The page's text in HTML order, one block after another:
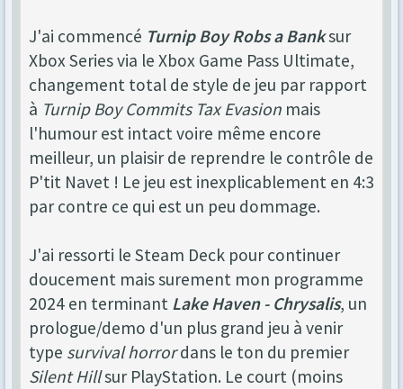
J'ai commencé Turnip Boy Robs a Banksur
Xbox Series via le Xbox Game Pass Ultimate,
changement total de style de jeu par rapport
à Turnip Boy Commits Tax Evasion mais
l'humour est intact voire même encore
meilleur, un plaisir de reprendre le contrôle de
P'tit Navet ! Le jeu est inexplicablement en 4:3
par contre ce qui est un peu dommage.
J'ai ressorti le Steam Deck pour continuer
doucement mais surement mon programme
2024 en terminant Lake Haven - Chrysalis, un
prologue/demo d'un plus grand jeu à venir
type survival horrordans le ton du premier
Silent Hillsur PlayStation. Le court (moins